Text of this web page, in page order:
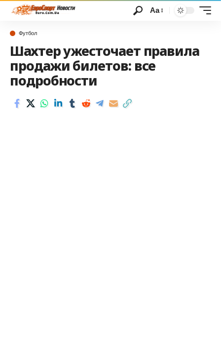
Аа
Футбол
Шахтер ужесточает правила
продажи билетов: все
подробности